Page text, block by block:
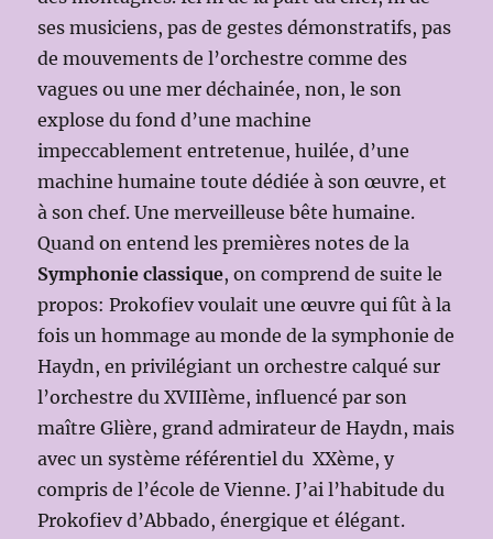
ses musiciens, pas de gestes démonstratifs, pas
de mouvements de l’orchestre comme des
vagues ou une mer déchainée, non, le son
explose du fond d’une machine
impeccablement entretenue, huilée, d’une
machine humaine toute dédiée à son œuvre, et
à son chef. Une merveilleuse bête humaine.
Quand on entend les premières notes de la
Symphonie classique, on comprend de suite le
propos: Prokofiev voulait une œuvre qui fût à la
fois un hommage au monde de la symphonie de
Haydn, en privilégiant un orchestre calqué sur
l’orchestre du XVIIIème, influencé par son
maître Glière, grand admirateur de Haydn, mais
avec un système référentiel du XXème, y
compris de l’école de Vienne. J’ai l’habitude du
Prokofiev d’Abbado, énergique et élégant.